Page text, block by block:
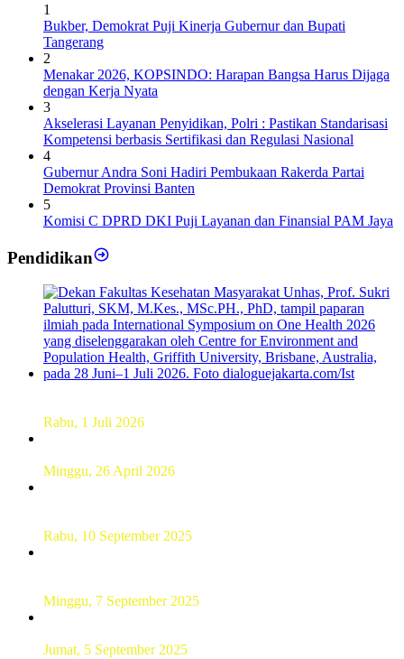
1
Bukber, Demokrat Puji Kinerja Gubernur dan Bupati
Tangerang
2
Menakar 2026, KOPSINDO: Harapan Bangsa Harus Dijaga
dengan Kerja Nyata
3
Akselerasi Layanan Penyidikan, Polri : Pastikan Standarisasi
Kompetensi berbasis Sertifikasi dan Regulasi Nasional
4
Gubernur Andra Soni Hadiri Pembukaan Rakerda Partai
Demokrat Provinsi Banten
5
Komisi C DPRD DKI Puji Layanan dan Finansial PAM Jaya
Pendidikan
Rabu, 1 Juli 2026
Minggu, 26 April 2026
Rabu, 10 September 2025
Minggu, 7 September 2025
Jumat, 5 September 2025